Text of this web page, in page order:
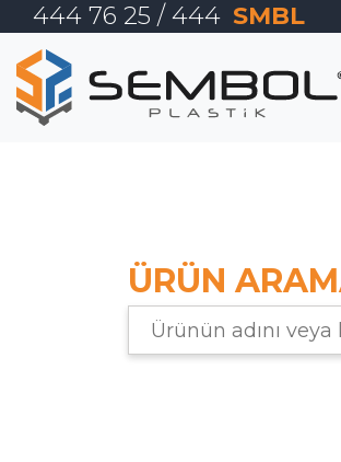
444 76 25 / 444 SMBL
TR
EN
ÜRÜN